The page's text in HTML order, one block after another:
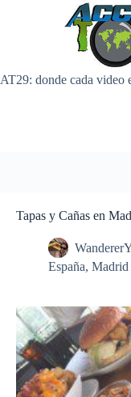
AT29: donde cada video
Tapas y Cañas en
España, Madrid